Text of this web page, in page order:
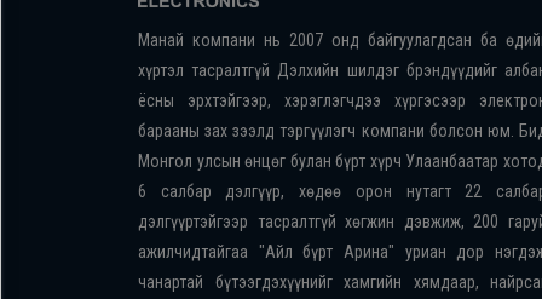
Манай компани нь 2007 онд байгуулагдсан ба
хүртэл тасралтгүй Дэлхийн шилдэг брэндүүдийг
ёсны эрхтэйгээр, хэрэглэгчдээ хүргэсээр
барааны зах зээлд тэргүүлэгч компани болсон юм.
Монгол улсын өнцөг булан бүрт хүрч Улаанбаатар
6 салбар дэлгүүр, хөдөө орон нутагт 22
дэлгүүртэйгээр тасралтгүй хөгжин дэвжиж, 200
ажилчидтайгаа "Айл бүрт Арина" уриан дор
чанартай бүтээгдэхүүнийг хамгийн хямдаар,